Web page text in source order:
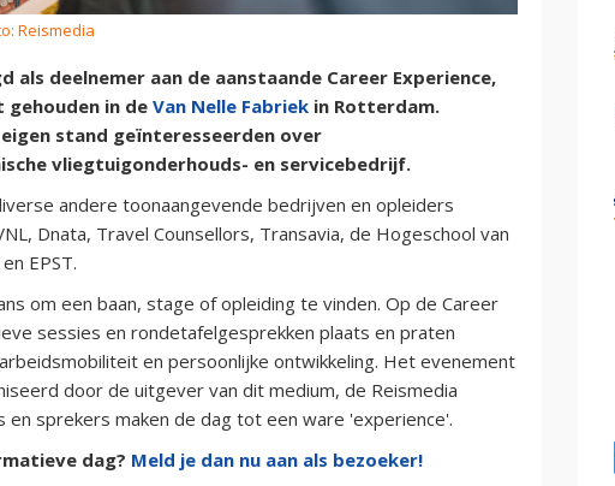
Reismedia
als deelnemer aan de aanstaande Career Experience,
in de Van Nelle Fabriek in Rotterdam.
stand geïnteresseerden over
vliegtuigonderhouds- en servicebedrijf.
andere toonaangevende bedrijven en opleiders
Dnata, Travel Counsellors, Transavia, de Hogeschool van
EPST.
om een baan, stage of opleiding te vinden. Op de Career
sessies en rondetafelgesprekken plaats en praten
en persoonlijke ontwikkeling. Het evenement
door de uitgever van dit medium, de Reismedia
en sprekers maken de dag tot een ware 'experience'.
dag? Meld je dan nu aan als bezoeker!